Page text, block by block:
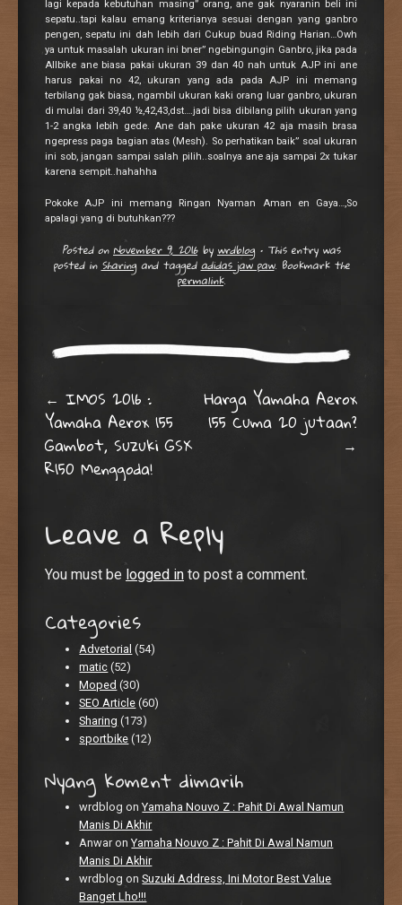
lagi kepada kebutuhan masing” orang, ane gak nyaranin beli ini
sepatu..tapi kalau emang kriterianya sesuai dengan yang ganbro
pengen, sepatu ini dah lebih dari Cukup buad Riding Harian…Owh
ya untuk masalah ukuran ini bner” ngebingungin Ganbro, jika pada
Allbike ane biasa pakai ukuran 39 dan 40 nah untuk AJP ini ane
harus pakai no 42, ukuran yang ada pada AJP ini memang
terbilang gak biasa, ngambil ukuran kaki orang luar ganbro, ukuran
di mulai dari 39,40 ½,42,43,dst….jadi bisa dibilang pilih ukuran yang
1-2 angka lebih gede. Ane dah pake ukuran 42 aja masih brasa
ngepress paga bagian atas (Mesh). So perhatikan baik” soal ukuran
ini sob, jangan sampai salah pilih..soalnya ane aja sampai 2x tukar
karena sempit..hahahha
Pokoke AJP ini memang Ringan Nyaman Aman en Gaya…,So
apalagi yang di butuhkan???
Posted onNovember 9, 2016by wrdblog • This entry was
posted in Sharingand taggedadidas jaw paw. Bookmark the
permalink.
Post navigation
← IMOS 2016 :
Yamaha Aerox 155
Gambot, Suzuki GSX
R150 Menggoda!
Harga Yamaha Aerox
155 Cuma 20 jutaan?
→
Leave a Reply
You must be logged in to post a comment.
Categories
Advetorial (54)
matic (52)
Moped (30)
SEO Article (60)
Sharing (173)
sportbike (12)
Nyang koment dimarih
wrdblog onYamaha Nouvo Z : Pahit Di Awal Namun
Manis Di Akhir
Anwar onYamaha Nouvo Z : Pahit Di Awal Namun
Manis Di Akhir
wrdblog onSuzuki Address, Ini Motor Best Value
Banget Lho!!!